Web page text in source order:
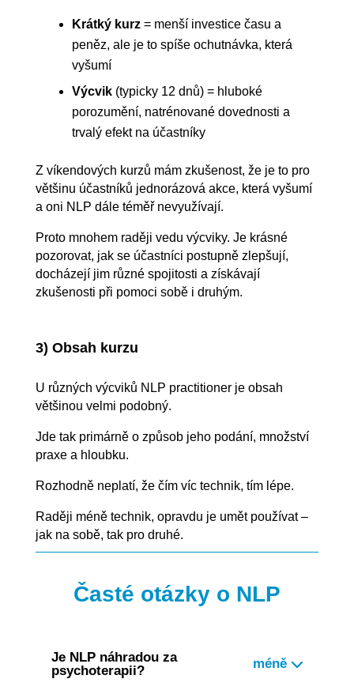
Krátký kurz= menší investice času a
peněz, ale je to spíše ochutnávka, která
vyšumí
Výcvik(typicky 12 dnů) = hluboké
porozumění, natrénované dovednosti a
trvalý efekt na účastníky
Z víkendových kurzů mám zkušenost, že je to pro
většinu účastníků jednorázová akce, která vyšumí
a oni NLP dále téměř nevyužívají.
Proto mnohem raději vedu výcviky. Je krásné
pozorovat, jak se účastníci postupně zlepšují,
docházejí jim různé spojitosti a získávají
zkušenosti při pomoci sobě i druhým.
3) Obsah kurzu
U různých výcviků NLP practitioner je obsah
většinou velmi podobný.
Jde tak primárně o způsob jeho podání, množství
praxe a hloubku.
Rozhodně neplatí, že čím víc technik, tím lépe.
Raději méně technik, opravdu je umět používat –
jak na sobě, tak pro druhé.
Časté otázky o NLP
Je NLP náhradou za
psychoterapii?